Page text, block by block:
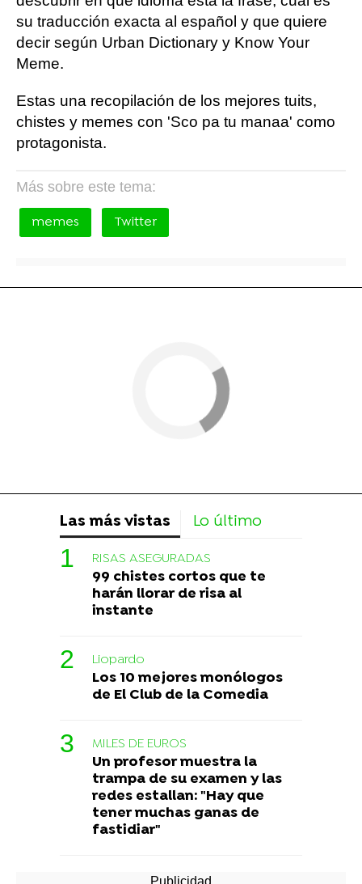
su traducción exacta al español y que quiere
decir según Urban Dictionary y Know Your
Meme.
Estas una recopilación de los mejores tuits,
chistes y memes con 'Sco pa tu manaa' como
protagonista.
Más sobre este tema:
memes Twitter
Las más vistas Lo último
RISAS ASEGURADAS
99 chistes cortos que te
harán llorar de risa al
instante
Liopardo
Los 10 mejores monólogos
de El Club de la Comedia
MILES DE EUROS
Un profesor muestra la
trampa de su examen y las
redes estallan: "Hay que
tener muchas ganas de
fastidiar"